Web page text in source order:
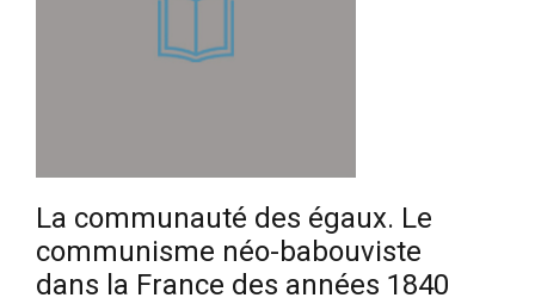
La communauté des égaux. Le
communisme néo-babouviste
dans la France des années 1840